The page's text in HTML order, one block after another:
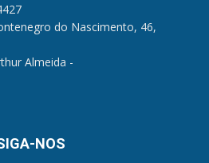
do Nascimento, 46,
Almeida -
NOS